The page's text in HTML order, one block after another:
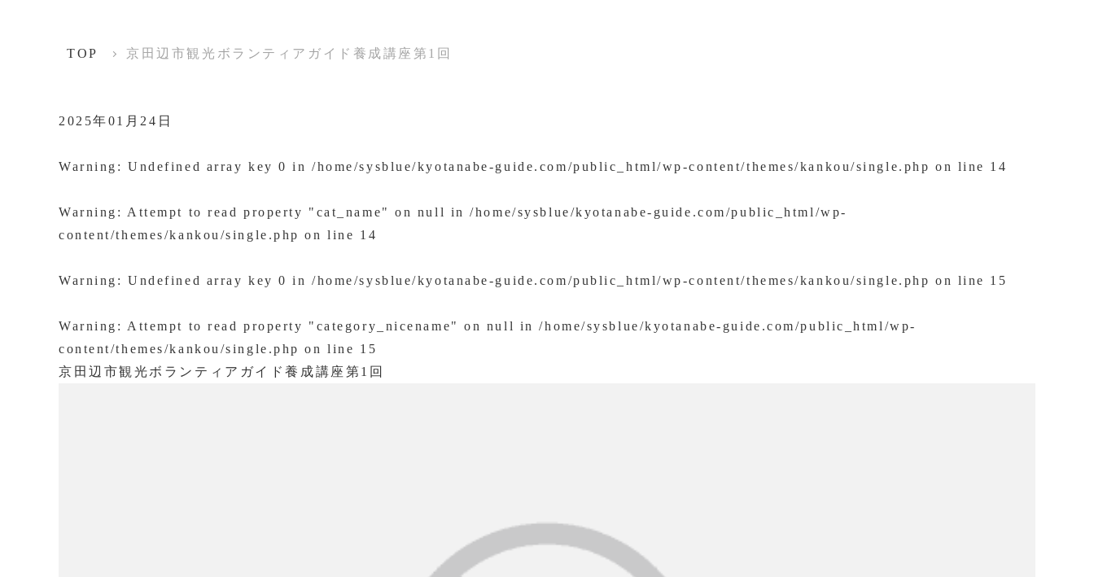
TOP 京田辺市観光ボランティアガイド養成講座第1回
2025年01月24日
Warning : Undefined array key 0 in/home/sysblue/kyotanabe-guide.com/public_html/wp-content/themes/kankou/single.php on line 14
Warning : Attempt to read property "cat_name" on null in/home/sysblue/kyotanabe-guide.com/public_html/wp-
content/themes/kankou/single.php on line 14
Warning : Undefined array key 0 in/home/sysblue/kyotanabe-guide.com/public_html/wp-content/themes/kankou/single.php on line 15
Warning : Attempt to read property "category_nicename" on null in/home/sysblue/kyotanabe-guide.com/public_html/wp-
content/themes/kankou/single.php on line 15
京田辺市観光ボランティアガイド養成講座第1回